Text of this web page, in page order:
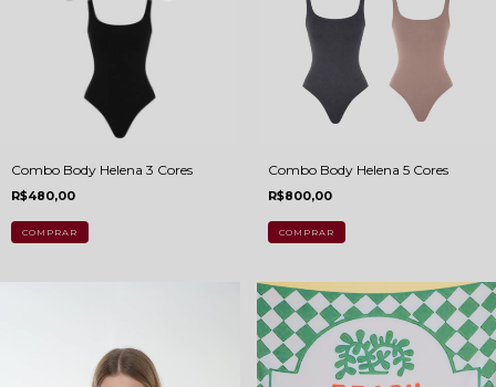
Combo Body Helena 3 Cores
R$480,00
COMPRAR
Combo Body Helena 5 Cores
R$800,00
COMPRAR